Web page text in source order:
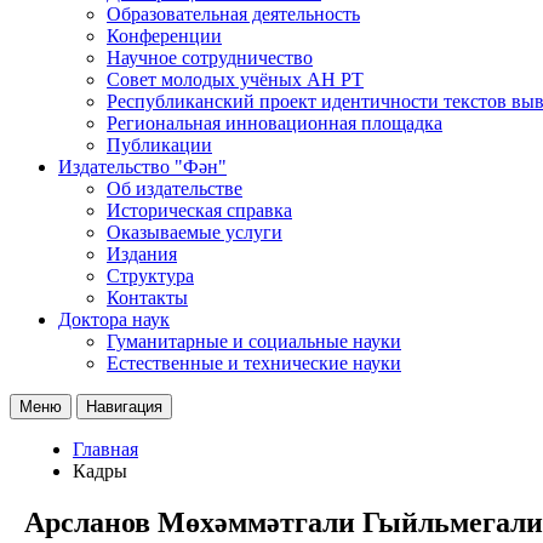
Образовательная деятельность
Конференции
Научное сотрудничество
Совет молодых учёных АН РТ
Республиканский проект идентичности текстов
Региональная инновационная площадка
Публикации
Издательство "Фән"
Об издательстве
Историческая справка
Оказываемые услуги
Издания
Структура
Контакты
Доктора наук
Гуманитарные и социальные науки
Естественные и технические науки
Меню Навигация
Главная
Кадры
Арсланов Мөхәммәтгали